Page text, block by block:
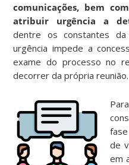
comunicações, bem
atribuir urgência a
dentre os constantes
urgência impede a
exame do processo no
decorrer da própria reunião.
de
em